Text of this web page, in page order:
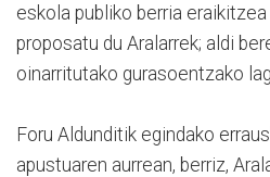
eskola publiko berria
proposatu du Aralarrek; aldi
oinarritutako gurasoentzako
Foru Aldunditik egindako
apustuaren aurrean, berriz,